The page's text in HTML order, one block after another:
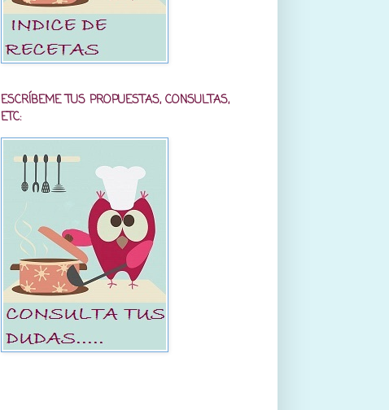
ESCRÍBEME TUS PROPUESTAS, CONSULTAS,
ETC: